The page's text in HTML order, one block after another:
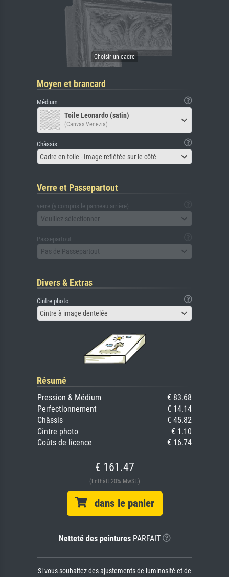
Moyen et brancard
Médium
Toile Leonardo (satin)
(Canvas Venezia)
Châssis
Cadre en toile - Image reflétée sur le côté
Verre et Passepartout
verre (y compris le panneau arrière)
Veuillez sélectionner
Passepartout
Pas de Passepartout
Divers & Extras
Cintre photo
Cintre à image dentelée
Résumé
Pression & Médium
€ 83.68
Perfectionnement
€ 14.14
Châssis
€ 45.82
Cintre photo
€ 1.10
Coûts de licence
€ 16.74
€ 161.47
(Enthält 20% MwSt.)
dans le panier
Netteté des peinturesPARFAIT
Si vous souhaitez des ajustements de luminosité et de